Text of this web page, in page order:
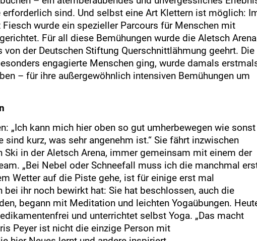
sind. Und selbst eine Art Klettern ist möglich:
wurde ein spezieller Parcours für Menschen mit
Für all diese Bemühungen wurde die Aletsch Arena
der Deutschen Stiftung Querschnittlähmung geehrt. Die
engagierte Menschen ging, wurde damals
– für ihre außergewöhnlich intensiven Bemühungen um
„Ich kann mich hier oben so gut umherbewegen wie sonst
sind kurz, was sehr angenehm ist.“ Sie fährt inzwischen
Ski in der Aletsch Arena, immer gemeinsam mit einem der
„Bei Nebel oder Schneefall muss ich die manchmal
Wetter auf die Piste gehe, ist für einige erst mal
bei ihr noch bewirkt hat: Sie hat beschlossen, auch die
begann mit Meditation und leichten Yogaübungen.
und unterrichtet selbst Yoga. „Das macht
Peyer ist nicht die einzige Person mit